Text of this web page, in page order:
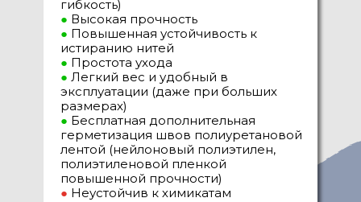
гибкость)
● Высокая прочность
● Повышенная устойчивость к
истиранию нитей
● Простота ухода
● Легкий вес и удобный в
эксплуатации (даже при больших
размерах)
● Бесплатная дополнительная
герметизация швов полиуретановой
лентой (нейлоновый полиэтилен,
полиэтиленовой пленкой
повышенной прочности)
● Неустойчив к химикатам